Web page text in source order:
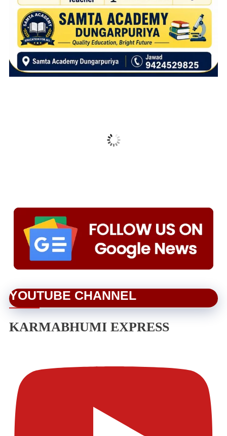
YOUTUBE CHANNEL
KARMABHUMI EXPRESS